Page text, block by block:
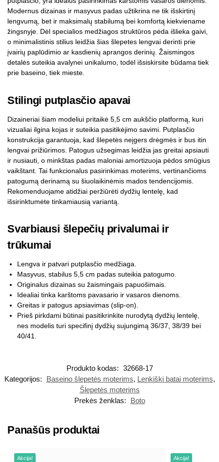
Modernus dizainas ir masyvus padas užtikrina ne tik išskirtinį
lengvumą, bet ir maksimalų stabilumą bei komfortą kiekviename
žingsnyje. Dėl specialios medžiagos struktūros pėda išlieka gaivi,
o minimalistinis stilius leidžia šias šlepetes lengvai derinti prie
įvairių paplūdimio ar kasdienių aprangos derinių. Žaismingos
detalės suteikia avalynei unikalumo, todėl išsiskirsite būdama tiek
prie baseino, tiek mieste.
Stilingi putplasčio apavai
Dizaineriai šiam modeliui pritaikė 5,5 cm aukščio platformą, kuri
vizualiai ilgina kojas ir suteikia pasitikėjimo savimi. Putplasčio
konstrukcija garantuoja, kad šlepetės neįgers drėgmės ir bus itin
lengvai prižiūrimos. Patogus užsegimas leidžia jas greitai apsiauti
ir nusiauti, o minkštas padas maloniai amortizuoja pėdos smūgius
vaikštant. Tai funkcionalus pasirinkimas moterims, vertinančioms
patogumą derinamą su šiuolaikinėmis mados tendencijomis.
Rekomenduojame atidžiai peržiūrėti dydžių lentelę, kad
išsirinktumėte tinkamiausią variantą.
Svarbiausi šlepečių privalumai ir
trūkumai
Lengva ir patvari putplasčio medžiaga.
Masyvus, stabilus 5,5 cm padas suteikia patogumo.
Originalus dizainas su žaismingais papuošimais.
Idealiai tinka karštoms pavasario ir vasaros dienoms.
Greitas ir patogus apsiavimas (slip-on).
Prieš pirkdami būtinai pasitikrinkite nurodytą dydžių lentelę,
nes modelis turi specifinį dydžių sujungimą 36/37, 38/39 bei
40/41.
Produkto kodas: 32668-17
Kategorijos:
Baseino šlepetės moterims, Lenkiški batai moterims,
Šlepetės moterims
Prekės ženklas:
Boto
Panašūs produktai
Akcija! Akcija!